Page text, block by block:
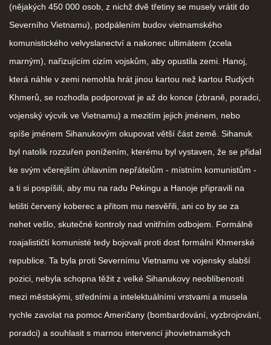
(nějakých 450 000 osob, z nichž dvě třetiny se musely vrátit do
Severního Vietnamu), podpálením budov vietnamského
komunistického velvyslanectví a nakonec ultimátem (zcela
marným), nařizujícím cizím vojskům, aby opustila zemi. Hanoj,
která náhle v zemi nemohla hrát jinou kartou než kartou Rudých
Khmerů, se rozhodla podporovat je až do konce (zbraně, poradci,
vojenský výcvik ve Vietnamu) a mezitím jejich jménem, nebo
spíše jménem Sihanukovým okupovat větší část země. Sihanuk
byl natolik rozzuřen ponížením, kterému byl vystaven, že se přidal
ke svým včerejším úhlavním nepřátelům - místním komunistům -
a ti si pospíšili, aby mu na radu Pekingu a Hanoje připravili na
letišti červený koberec a přitom mu nesvěřili, ani co by se za
nehet vešlo, skutečné kontroly nad vnitřním odbojem. Formálně
roajalističtí komunisté tedy bojovali proti dost formální Khmerské
republice. Ta byla proti Severnímu Vietnamu ve vojensky slabší
pozici, nebyla schopna těžit z velké Sihanukovy neoblíbenosti
mezi městskými, středními a intelektuálními vrstvami a musela
rychle zavolat na pomoc Američany (bombardování, vyzbrojování,
poradci) a souhlasit s marnou intervencí jihovietnamských